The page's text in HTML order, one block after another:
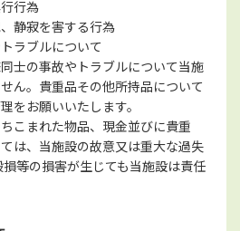
行為
静寂を害する行為
ラブルについて
士の事故やトラブルについて当施
ん。貴重品その他所持品について
をお願いいたします。
こまれた物品、現金並びに貴重
は、当施設の故意又は重大な過失
等の損害が生じても当施設は責任